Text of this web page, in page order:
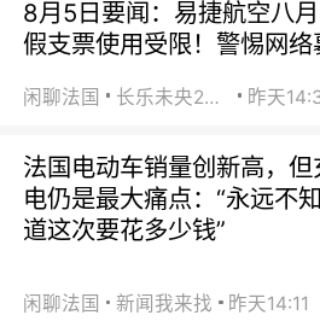
8月5日要闻：易捷航空八
假支票使用受限！警惕网络
闲聊法国 长乐未央2015 昨天
法国电动车销量创新高，但
电仍是最大痛点：“永远不知
道这次要花多少钱”
闲聊法国 新闻我来找 昨天14:11